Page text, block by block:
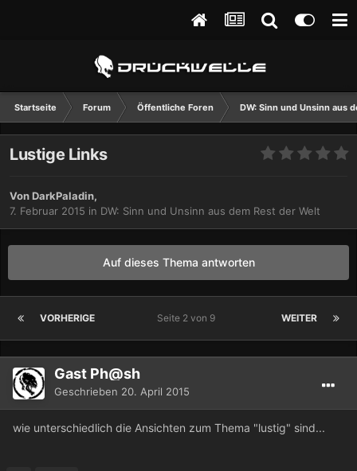
Startseite Forum Öffentliche Foren DW: Sinn und Unsinn aus
Lustige Links
VonDarkPaladin,
7. Februar 2015 in DW: Sinn und Unsinn aus dem Rest der Welt
Auf dieses Thema antworten
VORHERIGE WEITER
Seite 2 von 9
Gast Ph@sh
Geschrieben 20. April 2015
wie unterschiedlich die Ansichten zum Thema "lustig" sind...